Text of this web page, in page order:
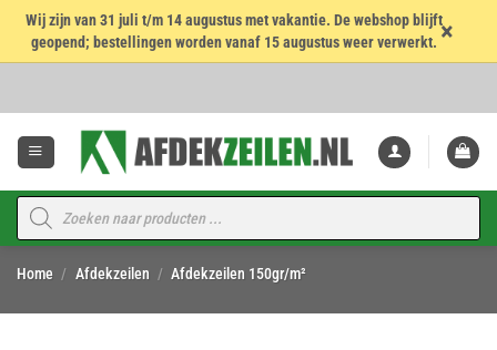
Wij zijn van 31 juli t/m 14 augustus met vakantie. De webshop blijft
geopend; bestellingen worden vanaf 15 augustus weer verwerkt. ×
Producten
zoeken
Home / Afdekzeilen / Afdekzeilen 150gr/m²